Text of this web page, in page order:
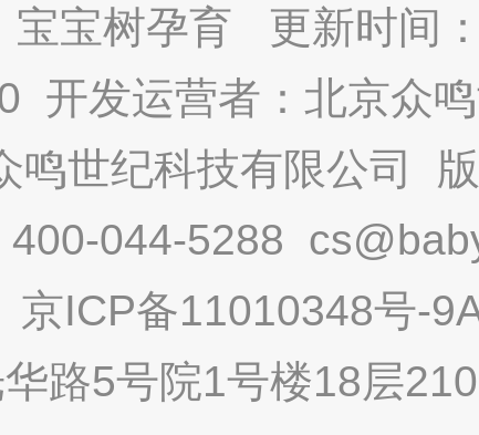
宝宝树孕育 更新时间
开发运营者：北京众
鸣世纪科技有限公司
044-5288
京ICP备11010348号-
路5号院1号楼18层